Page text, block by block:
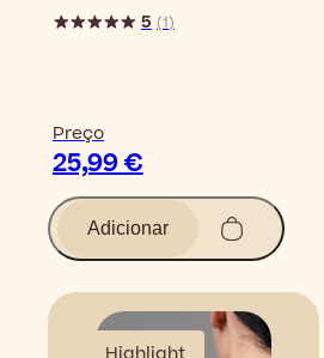
5 (1)
Preço
25,99 €
Adicionar